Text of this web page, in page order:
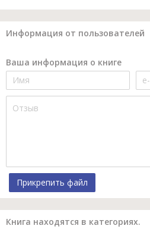
Информация от пользователей
Ваша информация о книге
Прикрепить файл
Книга находятся в категориях.